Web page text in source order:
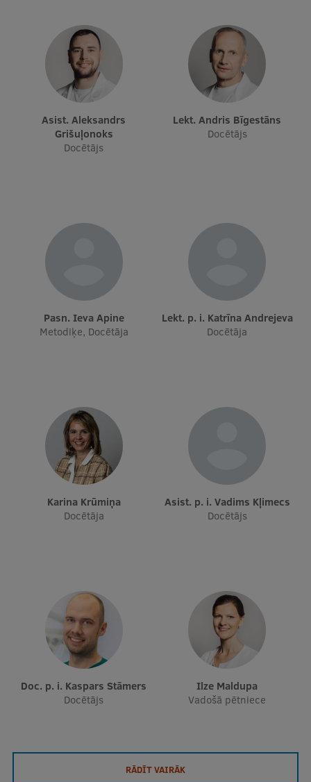
Asist. Aleksandrs
Grišuļonoks
Docētājs
Lekt. Andris Bīgestāns
Docētājs
Pasn. Ieva Apine
Metodiķe, Docētāja
Lekt. p. i. Katrīna Andrejeva
Docētāja
Karina Krūmiņa
Docētāja
Asist. p. i. Vadims Kļimecs
Docētājs
Doc. p. i. Kaspars Stāmers
Docētājs
Ilze Maldupa
Vadošā pētniece
RĀDĪT VAIRĀK